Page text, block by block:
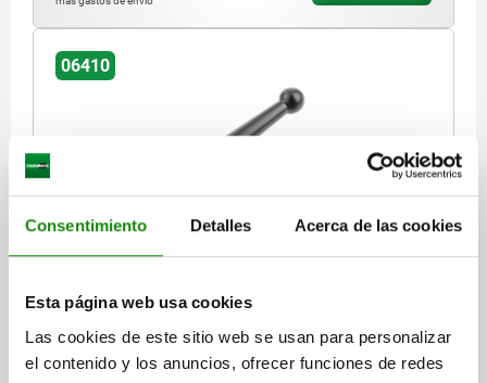
Consentimiento Detalles Acerca de las cookies
Esta página web usa cookies
Las cookies de este sitio web se usan para personalizar
el contenido y los anuncios, ofrecer funciones de redes
06410
ROSCA=M8
LONGITUD DE EMPUÑADURA=79
COLOR DEL CUERPO DE BASE=NEGRO CON ACABADO SATINADO
TAMAÑO=3
PROFUNDIDAD DE ROSCA=14 D=16 D1=21
D2=22